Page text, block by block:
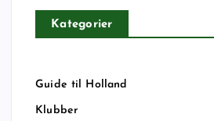
Kategorier
Guide til Holland
Klubber